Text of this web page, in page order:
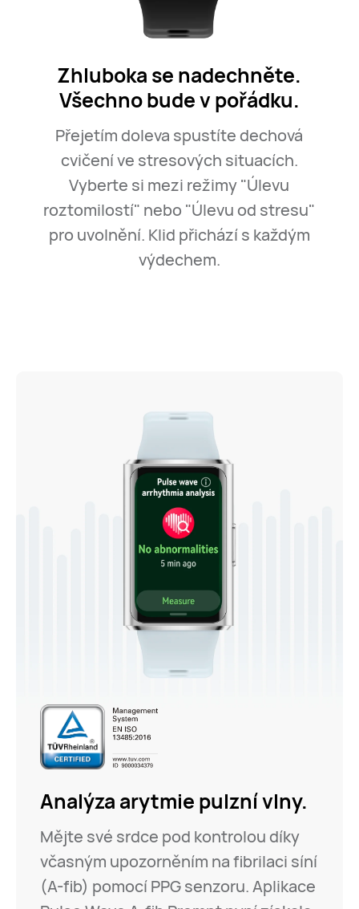
Zhluboka se nadechněte.
Všechno bude v pořádku.
Přejetím doleva spustíte dechová
cvičení ve stresových situacích.
Vyberte si mezi režimy "Úlevu
roztomilostí" nebo "Úlevu od stresu"
pro uvolnění. Klid přichází s každým
výdechem.
Analýza arytmie pulzní vlny.
Mějte své srdce pod kontrolou díky
včasným upozorněním na fibrilaci síní
(A-fib) pomocí PPG senzoru. Aplikace